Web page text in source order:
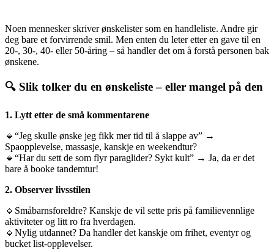
Noen mennesker skriver ønskelister som en handleliste. Andre gir
deg bare et forvirrende smil. Men enten du leter etter en gave til en
20-, 30-, 40- eller 50-åring – så handler det om å forstå personen bak
ønskene.
🔍 Slik tolker du en ønskeliste – eller mangel på den
1. Lytt etter de små kommentarene
🔹“Jeg skulle ønske jeg fikk mer tid til å slappe av” →
Spaopplevelse, massasje, kanskje en weekendtur?
🔹“Har du sett de som flyr paraglider? Sykt kult” → Ja, da er det
bare å booke tandemtur!
2. Observer livsstilen
🔹Småbarnsforeldre? Kanskje de vil sette pris på familievennlige
aktiviteter og litt ro fra hverdagen.
🔹Nylig utdannet? Da handler det kanskje om frihet, eventyr og
bucket list-opplevelser.